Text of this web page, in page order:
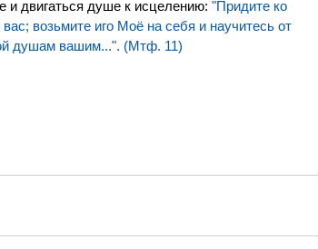
и двигаться душе к исцелению: "Придите ко
возьмите иго Моё на себя и научитесь от
душам вашим...". (Мтф. 11)